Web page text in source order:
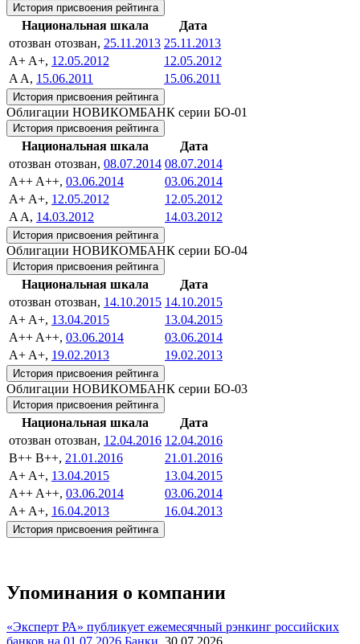
История присвоения рейтинга
Национальная шкала
Дата
отозван отозван, 25.11.2013 25.11.2013
A+ A+, 12.05.2012
12.05.2012
A A, 15.06.2011 15.06.2011
История присвоения рейтинга
Облигации НОВИКОМБАНК серии БО-01
История присвоения рейтинга
Национальная шкала
Дата
отозван отозван, 08.07.2014 08.07.2014
A++ A++, 03.06.2014
03.06.2014
A+ A+, 12.05.2012
12.05.2012
A A, 14.03.2012 14.03.2012
История присвоения рейтинга
Облигации НОВИКОМБАНК серии БО-04
История присвоения рейтинга
Национальная шкала
Дата
отозван отозван, 14.10.2015 14.10.2015
A+ A+, 13.04.2015
13.04.2015
A++ A++, 03.06.2014
03.06.2014
A+ A+, 19.02.2013 19.02.2013
История присвоения рейтинга
Облигации НОВИКОМБАНК серии БО-03
История присвоения рейтинга
Национальная шкала
Дата
отозван отозван, 12.04.2016 12.04.2016
B++ B++, 21.01.2016
21.01.2016
A+ A+, 13.04.2015
13.04.2015
A++ A++, 03.06.2014
03.06.2014
A+ A+, 16.04.2013 16.04.2013
История присвоения рейтинга
Упоминания о компании
«Эксперт РА» публикует ежемесячный рэнкинг российских